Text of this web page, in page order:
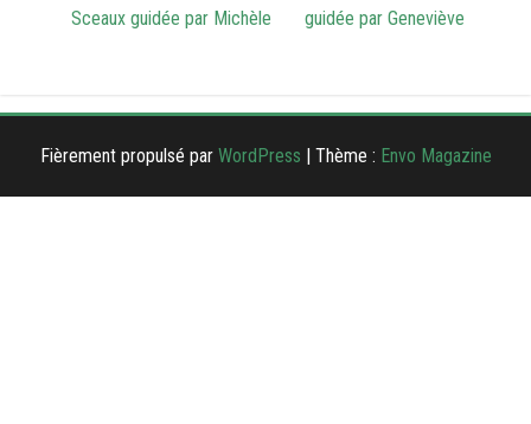
Sceaux guidée par Michèle
guidée par Geneviève
Fièrement propulsé par WordPress | Thème : Envo Magazine